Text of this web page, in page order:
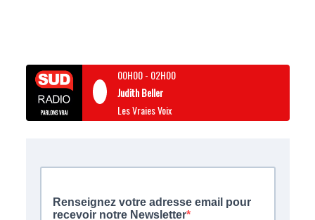
00H00- 02H00
Judith Beller
Les Vraies Voix